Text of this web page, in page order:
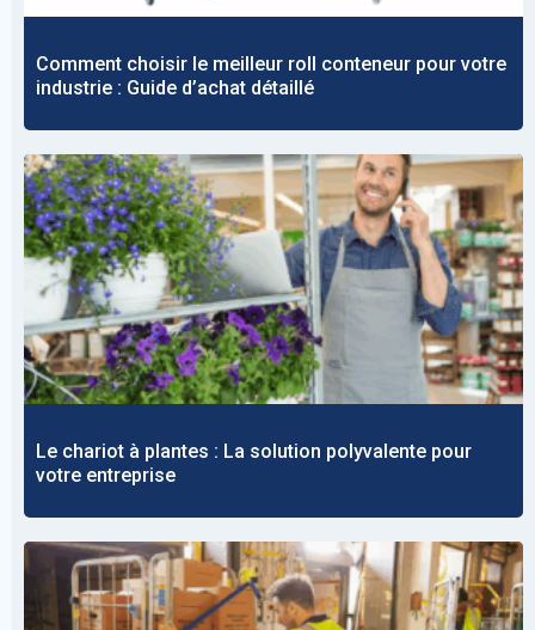
Comment choisir le meilleur roll conteneur pour votre
industrie : Guide d’achat détaillé
Le chariot à plantes : La solution polyvalente pour
votre entreprise